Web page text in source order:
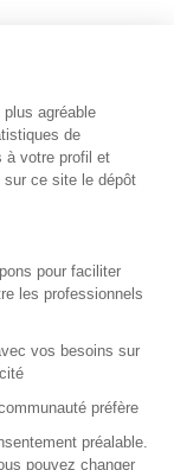
agréable
de
à votre profil et
ce site le dépôt
pour faciliter
les professionnels
vos besoins sur
préfère
préalable.
pouvez changer